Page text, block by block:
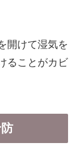
開けて湿気を
ることがカビ